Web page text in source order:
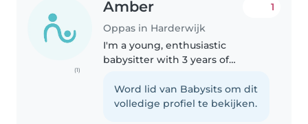
(1)
Amber
Oppas in Harderwijk
1
I'm a young, enthusiastic
babysitter with 3 years of
all ages, from babies to
teenagers. I'm comfortable with
Word lid van Babysits om dit
volledige profiel te bekijken.